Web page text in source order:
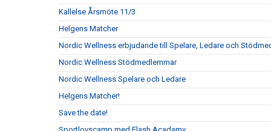
Kallelse Årsmöte 11/3
Helgens Matcher
Nordic Wellness erbjudande till Spelare, Ledare och
Nordic Wellness Stödmedlemmar
Nordic Wellness Spelare och Ledare
Helgens Matcher!
Save the date!